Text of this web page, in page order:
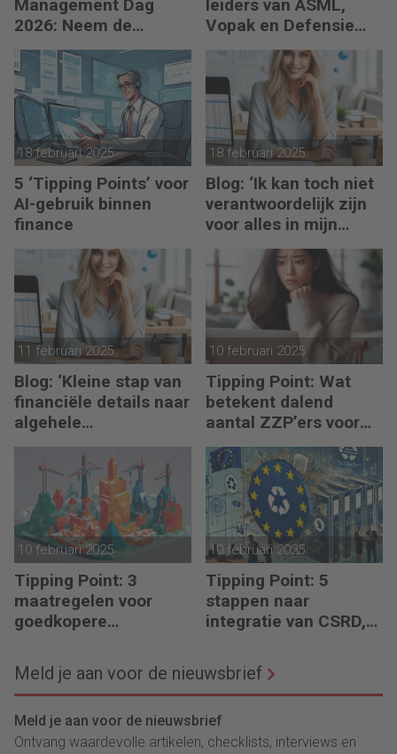
Management Dag
2026: Neem de
toekomst in eigen
hand
leiders van ASML,
Vopak en Defensie
toepassen in
turbulente tijden
18 februari 2025
5 ‘Tipping Points’ voor
AI-gebruik binnen
finance
18 februari 2025
Blog: ‘Ik kan toch niet
verantwoordelijk zijn
voor alles in mijn
waardeketen?’
11 februari 2025
Blog: ‘Kleine stap van
financiële details naar
algehele
duurzaamheid ‘
10 februari 2025
Tipping Point: Wat
betekent dalend
aantal ZZP’ers voor
financiële planning?
10 februari 2025
Tipping Point: 3
maatregelen voor
goedkopere
verduurzamen)
10 februari 2025
Tipping Point: 5
stappen naar
integratie van CSRD,
Meld je aan voor de nieuwsbrief
Meld je aan voor de nieuwsbrief
Ontvang waardevolle artikelen, checklists, interviews en